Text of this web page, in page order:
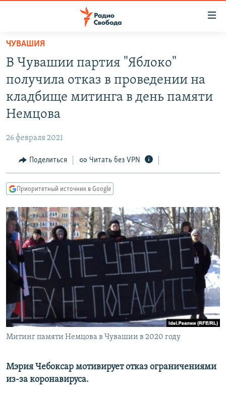
упрощенного
доступа
основному
содержанию
навигации
Вернутся
ПОДКАСТЫ
АВТОРСКИЕ ПРОЕКТЫ
ЦИТАТЫ СВОБОДЫ
КУЛЬТУРА
IDEL.РЕАЛИИ
КАВКАЗ.РЕАЛИИ
СИБИРЬ.РЕАЛИИ
РАСПИСАНИЕ ВЕЩАНИЯ
ПОДПИШИТЕСЬ НА РАССЫЛКУ
СОЦИАЛЬНЫЕ СЕТИ
ЧУВАШИЯ
В Чувашии партия "Яблоко"
получила отказ в проведении на
кладбище митинга в день памяти
Немцова
26 февраля 2021
Поделиться Читать без VPN
Приоритетный источник в Google
Митинг памяти Немцова в Чувашии в 2020 году
Мэрия Чебоксар мотивирует отказ ограничениями
из-за коронавируса.